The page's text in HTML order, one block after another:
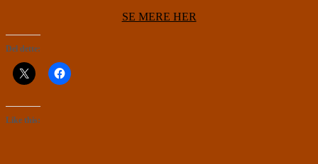
SE MERE HER
Del dette:
Like this: